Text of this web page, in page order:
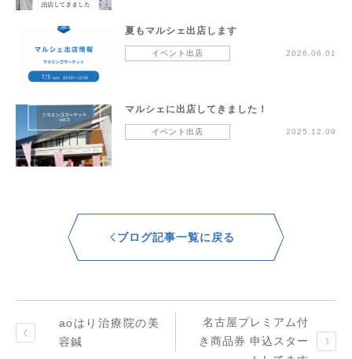
夏もマルシェ出店します
イベント出店 2026.06.01
マルシェに出店してきました！
イベント出店 2025.12.09
ブログ記事一覧に戻る
aoはり治療院の美
容鍼
名古屋プレミアム付
き商品券 申込スター